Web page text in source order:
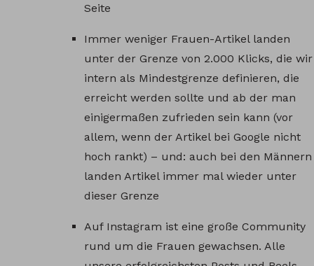
Seite
Immer weniger Frauen-Artikel landen
unter der Grenze von 2.000 Klicks, die wir
intern als Mindestgrenze definieren, die
erreicht werden sollte und ab der man
einigermaßen zufrieden sein kann (vor
allem, wenn der Artikel bei Google nicht
hoch rankt) – und: auch bei den Männern
landen Artikel immer mal wieder unter
dieser Grenze
Auf Instagram ist eine große Community
rund um die Frauen gewachsen. Alle